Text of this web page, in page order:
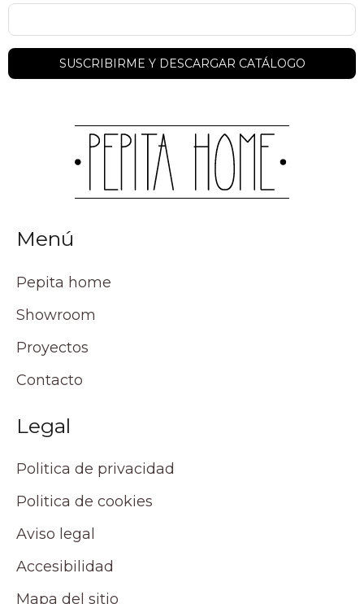
Menú
Pepita home
Showroom
Proyectos
Contacto
Legal
Politica de privacidad
Politica de cookies
Aviso legal
Accesibilidad
Mapa del sitio